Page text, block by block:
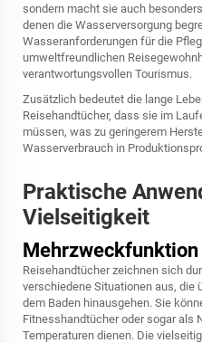
sondern macht sie auch
denen die Wasserversorgung
Wasseranforderungen für die
umweltfreundlichen
verantwortungsvollen Tourismus.
Zusätzlich bedeutet die lange
Reisehandtücher, dass sie im
müssen, was zu geringerem
Wasserverbrauch in
Praktische
Vielseitigkeit
Mehrzweckfunktion
Reisehandtücher zeichnen sich
verschiedene Situationen aus, die
dem Baden hinausgehen. Sie
Fitnesshandtücher oder sogar als
Temperaturen dienen. Die